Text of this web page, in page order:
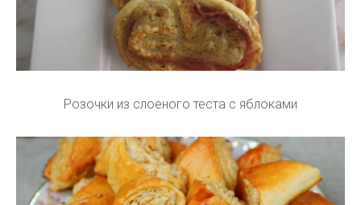
Розочки из слоеного теста с яблоками